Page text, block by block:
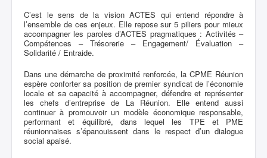
C’est le sens de la vision ACTES qui entend répondre à
l’ensemble de ces enjeux. Elle repose sur 5 piliers pour mieux
accompagner les paroles d’ACTES pragmatiques : Activités –
Compétences – Trésorerie – Engagement/ Évaluation –
Solidarité / Entraide.
Dans une démarche de proximité renforcée, la CPME Réunion
espère conforter sa position de premier syndicat de l’économie
locale et sa capacité à accompagner, défendre et représenter
les chefs d’entreprise de La Réunion. Elle entend aussi
continuer à promouvoir un modèle économique responsable,
performant et équilibré, dans lequel les TPE et PME
réunionnaises s’épanouissent dans le respect d’un dialogue
social apaisé.